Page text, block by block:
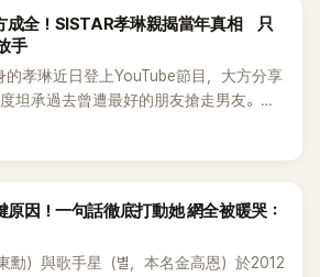
度承認自己過去曾是SHINee、NCT等偶
持續延燒。
成全！SISTAR孝琳親揭當年真相 只
手
的孝琳近日登上YouTube節目，大方分享
坦承過去曾遭最好的朋友搶走男友。她
手，但如果同樣的事情現在再發生，「我
因！一句話徹底打動她 網全被暖哭：
勳）與歌手星（별，本名金高恩）於2012